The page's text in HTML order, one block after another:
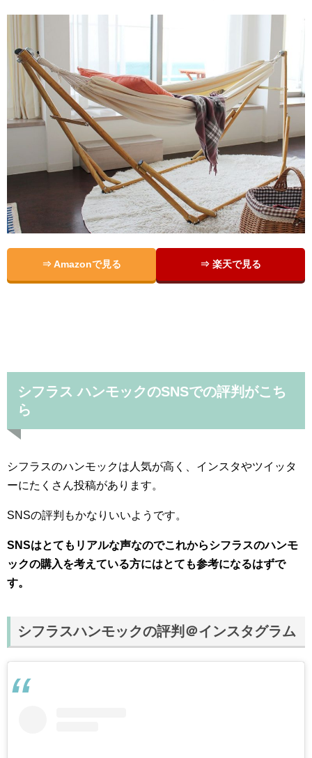
⇒ Amazonで見る ⇒ 楽天で見る
シフラス ハンモックのSNSでの評判がこち
ら
シフラスのハンモックは人気が高く、インスタやツイッタ
ーにたくさん投稿があります。
SNSの評判もかなりいいようです。
SNSはとてもリアルな声なのでこれからシフラスのハンモ
ックの購入を考えている方にはとても参考になるはずで
す。
シフラスハンモックの評判＠インスタグラム